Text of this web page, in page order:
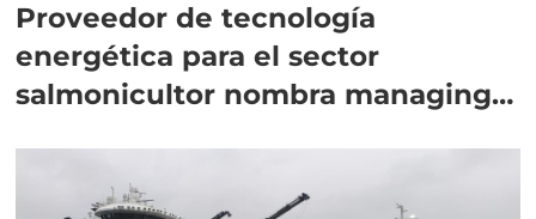
Proveedor de tecnología
energética para el sector
salmonicultor nombra managing